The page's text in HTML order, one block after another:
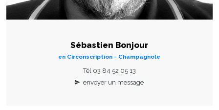
Sébastien Bonjour
en Circonscription - Champagnole
Tél 03 84 52 05 13
envoyer un message